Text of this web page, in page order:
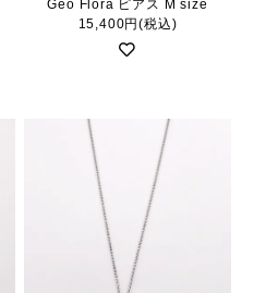
Geo Flora ピアス M size
15,400円(税込)